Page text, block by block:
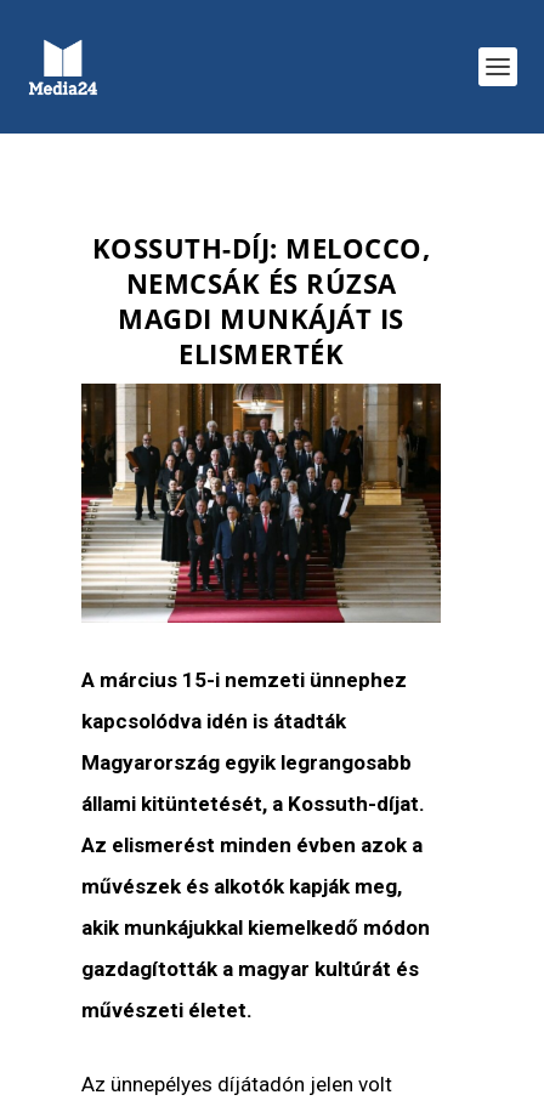
KOSSUTH-DÍJ: MELOCCO,
NEMCSÁK ÉS RÚZSA
MAGDI MUNKÁJÁT IS
ELISMERTÉK
A március 15-i nemzeti ünnephez
kapcsolódva idén is átadták
Magyarország egyik legrangosabb
állami kitüntetését, a Kossuth-díjat.
Az elismerést minden évben azok a
művészek és alkotók kapják meg,
akik munkájukkal kiemelkedő módon
gazdagították a magyar kultúrát és
művészeti életet.
Az ünnepélyes díjátadón jelen volt